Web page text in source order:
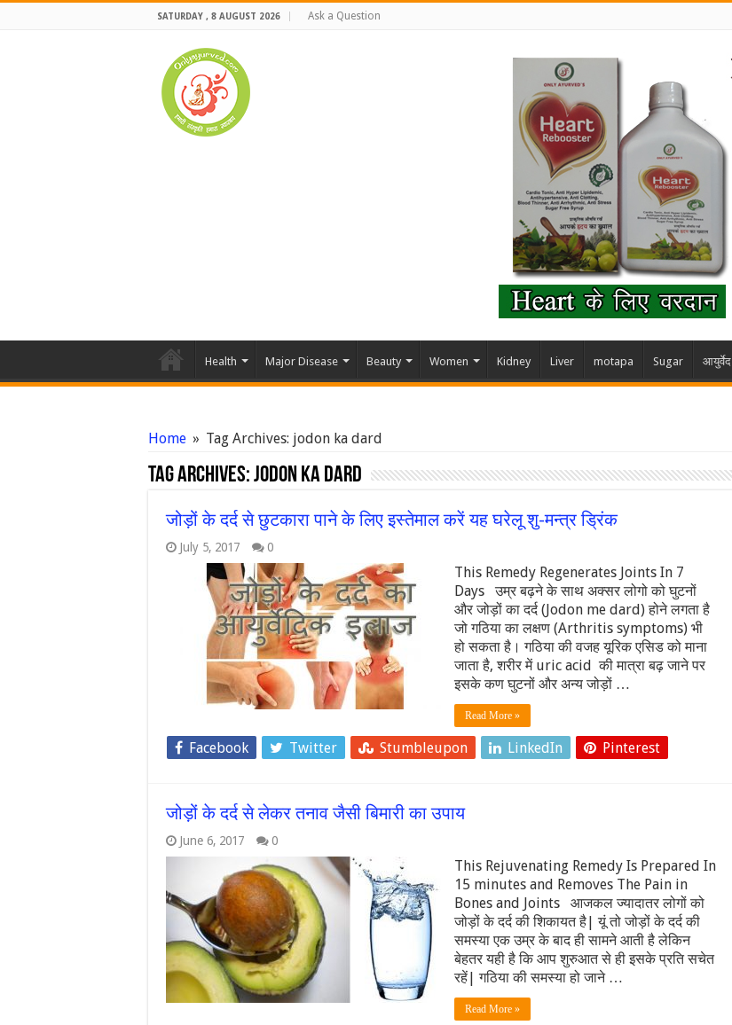
SATURDAY , 8 AUGUST 2026 Ask a Question
Health Major Disease Beauty Women Kidney Liver motapa Sugar आयुर्वेद
Home » Tag Archives: jodon ka dard
Tag Archives:jodon ka dard
जोड़ों के दर्द से छुटकारा पाने के लिए इस्तेमाल करें यह घरेलू शु-मन्त्र ड्रिंक
July 5, 2017 0
This Remedy Regenerates Joints In 7
Days उम्र बढ़ने के साथ अक्सर लोगो को घुटनों
और जोड़ों का दर्द (Jodon me dard) होने लगता है
जो गठिया का लक्षण (Arthritis symptoms) भी
हो सकता है। गठिया की वजह यूरिक एसिड को माना
जाता है, शरीर में uric acid की मात्रा बढ़ जाने पर
इसके कण घुटनों और अन्य जोड़ों …
Read More »
Facebook Twitter Stumbleupon LinkedIn Pinterest
जोड़ों के दर्द से लेकर तनाव जैसी बिमारी का उपाय
June 6, 2017 0
This Rejuvenating Remedy Is Prepared In
15 minutes and Removes The Pain in
Bones and Joints आजकल ज्यादातर लोगों को
जोड़ों के दर्द की शिकायत है| यूं तो जोड़ों के दर्द की
समस्या एक उम्र के बाद ही सामने आती है लेकिन
बेहतर यही है कि आप शुरुआत से ही इसके प्रति सचेत
रहें| गठिया की समस्या हो जाने …
Read More »